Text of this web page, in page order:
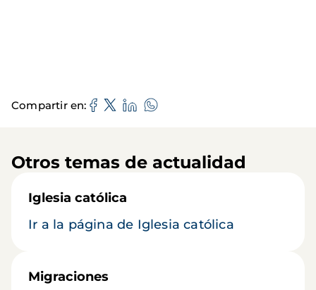
Compartir en
Otros temas de actualidad
Iglesia católica
Ir a la página de Iglesia católica
Migraciones